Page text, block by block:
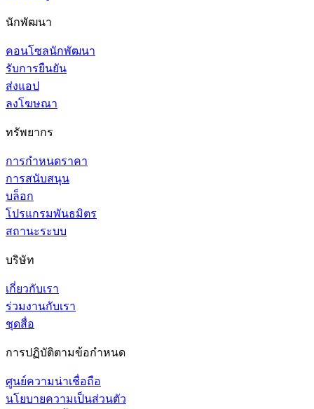
นักพัฒนา
คอนโซลนักพัฒนา
รับการยืนยัน
ส่งแอป
ลงโฆษณา
ทรัพยากร
การกำหนดราคา
การสนับสนุน
บล็อก
โปรแกรมพันธมิตร
สถานะระบบ
บริษัท
เกี่ยวกับเรา
ร่วมงานกับเรา
ชุดสื่อ
การปฏิบัติตามข้อกำหนด
ศูนย์ความน่าเชื่อถือ
นโยบายความเป็นส่วนตัว